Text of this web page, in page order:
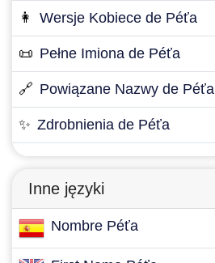
👩 Wersje Kobiece de Péťa
📜 Pełne Imiona de Péťa
🔗 Powiązane Nazwy de Péťa
✨ Zdrobnienia de Péťa
Inne języki
Nombre Péťa